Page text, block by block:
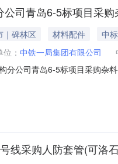
司青岛6-5标项目采
｜碑林区 材料配件
中
： 中铁一局集团有限公司
分公司青岛6-5标项目采购杂
线采购人防套管(可洛